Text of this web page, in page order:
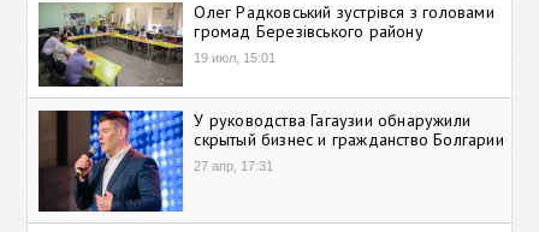
Олег Радковський зустрівся з головами
громад Березівського району
19 июл, 15:01
У руководства Гагаузии обнаружили
скрытый бизнес и гражданство Болгарии
27 апр, 17:31